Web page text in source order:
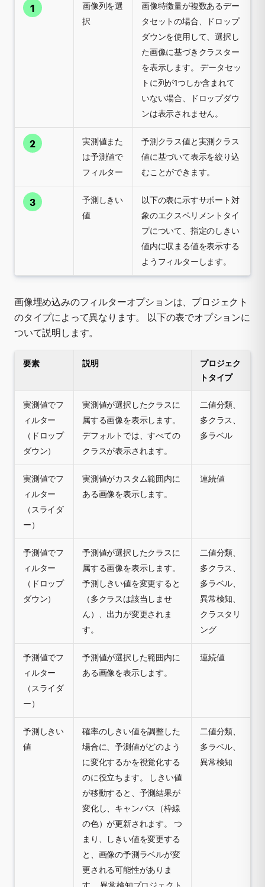
1
画像列を選
択
画像特徴量が複数あるデー
タセットの場合、ドロップ
ダウンを使用して、選択し
た画像に基づきクラスター
を表示します。 データセッ
トに列が1つしか含まれて
いない場合、ドロップダウ
ンは表示されません。
2
実測値また
は予測値で
フィルター
予測クラス値と実測クラス
値に基づいて表示を絞り込
むことができます。
3
予測しきい
値
以下の表に示すサポート対
象のエクスペリメントタイ
プについて、指定のしきい
値内に収まる値を表示する
ようフィルターします。
画像埋め込みのフィルターオプションは、プロジェクト
のタイプによって異なります。 以下の表でオプションに
ついて説明します。
要素 説明
プロジェク
トタイプ
実測値でフ
ィルター
（ドロップ
ダウン）
実測値が選択したクラスに
属する画像を表示します。
デフォルトでは、すべての
クラスが表示されます。
二値分類、
多クラス、
多ラベル
実測値でフ
ィルター
（スライダ
ー）
実測値がカスタム範囲内に
ある画像を表示します。
連続値
予測値でフ
ィルター
（ドロップ
ダウン）
予測値が選択したクラスに
属する画像を表示します。
予測しきい値を変更すると
（多クラスは該当しませ
ん）、出力が変更されま
す。
二値分類、
多クラス、
多ラベル、
異常検知、
クラスタリ
ング
予測値でフ
ィルター
（スライダ
ー）
予測値が選択した範囲内に
ある画像を表示します。
連続値
予測しきい
値
確率のしきい値を調整した
場合に、予測値がどのよう
に変化するかを視覚化する
のに役立ちます。 しきい値
が移動すると、予測結果が
変化し、キャンバス（枠線
の色）が更新されます。 つ
まり、しきい値を変更する
と、画像の予測ラベルが変
更される可能性がありま
二値分類、
多ラベル、
異常検知